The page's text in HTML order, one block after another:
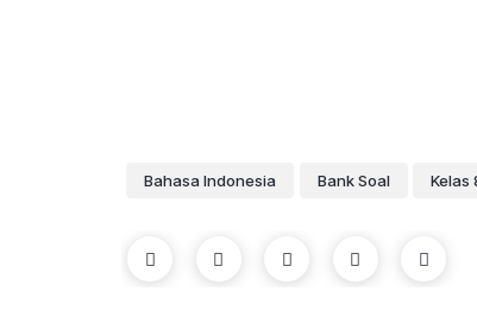
Bahasa Indonesia Bank Soal Kelas